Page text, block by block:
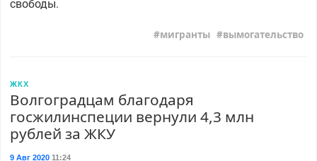
свободы.
мигранты вымогательство
ЖКХ
Волгоградцам благодаря
госжилинспеции вернули 4,3 млн
рублей за ЖКУ
9 Авг 202011:24